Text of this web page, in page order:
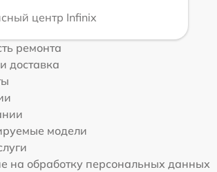
центр Infinix
ремонта
доставка
модели
на обработку персональных данных